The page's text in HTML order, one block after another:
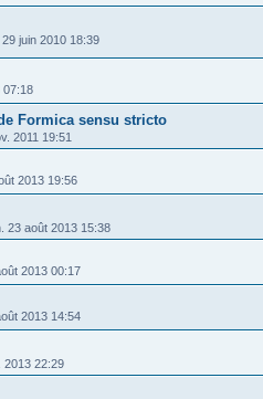
29 juin 2010 18:39
07:18
Formica sensu stricto
2011 19:51
2013 19:56
23 août 2013 15:38
2013 00:17
2013 14:54
2013 22:29